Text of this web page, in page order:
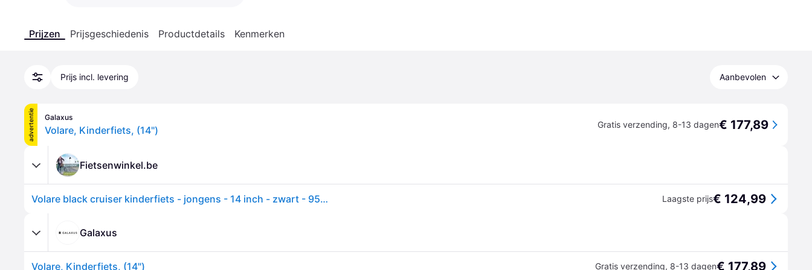
Prijzen Prijsgeschiedenis Productdetails Kenmerken
Prijs incl. levering Aanbevolen
advertentie Galaxus
Volare, Kinderfiets, (14") Gratis verzending, 8-13 dagen€ 177,89
Fietsenwinkel.be
Volare black cruiser kinderfiets - jongens - 14 inch - zwart - 95% afgemonteerd Laagste prijs€ 124,99
Galaxus
Volare, Kinderfiets, (14") Gratis verzending, 8-13 dagen€ 177,89